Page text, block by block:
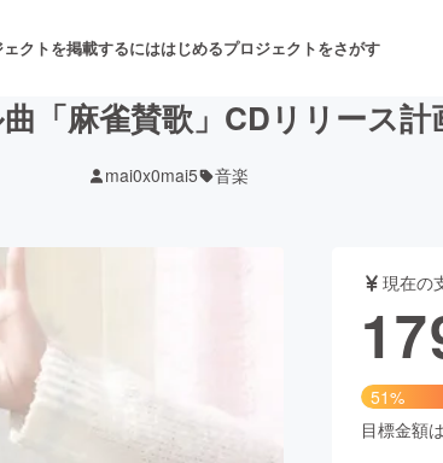
クトを掲載するにははじめるプロジェクトをさがす
舞台・パフォーマンス
ビス開発
版
「麻雀賛歌」CDリリース計
mai0x0mai5 音楽
現在の
51%
目標金額